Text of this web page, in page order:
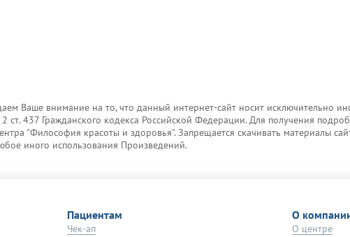
Ваше внимание на то, что данный интернет-сайт носит исключительно
ст. 437 Гражданского кодекса Российской Федерации. Для получения
"Философия красоты и здоровья". Запрещается скачивать материалы
иного использования Произведений.
Пациентам
Чек-ап
О
О центре